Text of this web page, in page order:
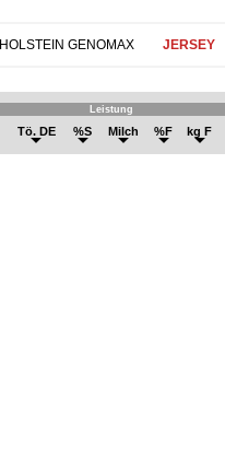
HOLSTEIN GENOMAX JERSEY
Leistung
Tö. DE %S Milch %F kg F